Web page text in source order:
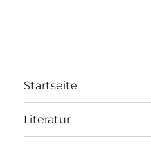
Startseite
Literatur